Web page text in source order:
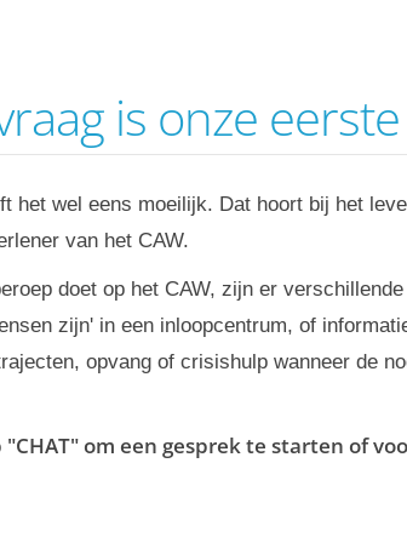
is onze
het wel eens moeilijk. Dat hoort bij het
van het CAW.
doet op het CAW, zijn er
zijn' in een inloopcentrum, of
opvang of crisishulp wanneer de
om een gesprek te starten of